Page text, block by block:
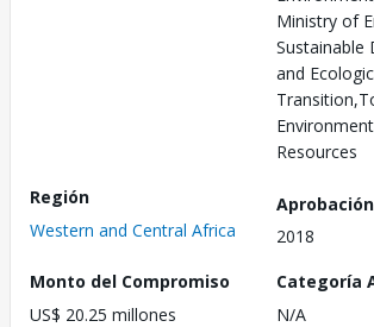
Ministry of
Sustainable
and
Resources
Región
Western and Central Africa
Aprobación
2018
Monto del Compromiso
US$ 20.25 millones
Categoría
N/A